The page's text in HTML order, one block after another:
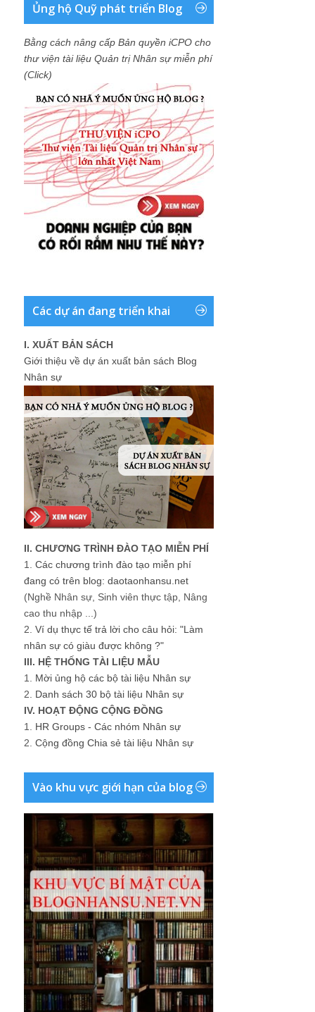
Ủng hộ Quỹ phát triển Blog
Bằng cách nâng cấp Bản quyền iCPO cho
thư viện tài liệu Quản trị Nhân sự miễn phí
(Click)
Các dự án đang triển khai
I. XUẤT BẢN SÁCH
Giới thiệu về dự án xuất bản sách Blog
Nhân sự
II. CHƯƠNG TRÌNH ĐÀO TẠO MIỄN PHÍ
1. Các chương trình đào tạo miễn phí
đang có trên blog: daotaonhansu.net
(Nghề Nhân sự, Sinh viên thực tập, Nâng
cao thu nhập ...)
2. Ví dụ thực tế trả lời cho câu hỏi: "Làm
nhân sự có giàu được không ?"
III. HỆ THỐNG TÀI LIỆU MẪU
1. Mời ủng hộ các bộ tài liệu Nhân sự
2. Danh sách 30 bộ tài liệu Nhân sự
IV. HOẠT ĐỘNG CỘNG ĐỒNG
1. HR Groups - Các nhóm Nhân sự
2. Cộng đồng Chia sẻ tài liệu Nhân sự
Vào khu vực giới hạn của blog